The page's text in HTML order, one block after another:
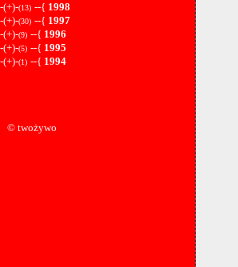
-(+)-(13) --{ 1998
-(+)-(30) --{ 1997
-(+)-(9) --{ 1996
-(+)-(5) --{ 1995
-(+)-(1) --{ 1994
© twożywo